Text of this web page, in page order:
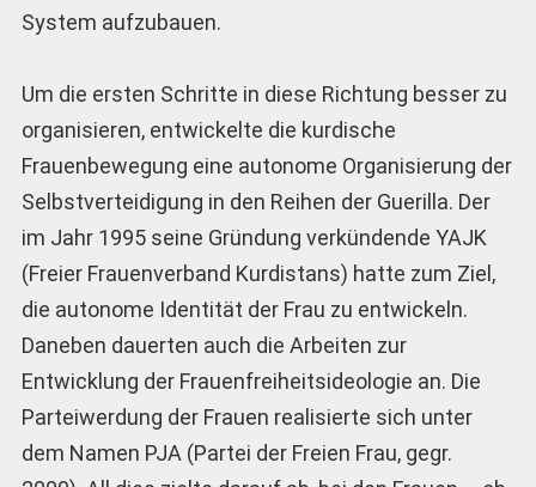
System aufzubauen.
Um die ersten Schritte in diese Richtung besser zu
organisieren, entwickelte die kurdische
Frauenbewegung eine autonome Organisierung der
Selbstverteidigung in den Reihen der Guerilla. Der
im Jahr 1995 seine Gründung verkündende YAJK
(Freier Frauenverband Kurdistans) hatte zum Ziel,
die autonome Identität der Frau zu entwickeln.
Daneben dauerten auch die Arbeiten zur
Entwicklung der Frauenfreiheitsideologie an. Die
Parteiwerdung der Frauen realisierte sich unter
dem Namen PJA (Partei der Freien Frau, gegr.